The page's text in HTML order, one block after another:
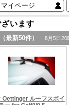
マイページ
います